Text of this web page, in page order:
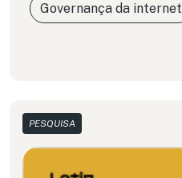
Governança da internet
PESQUISA